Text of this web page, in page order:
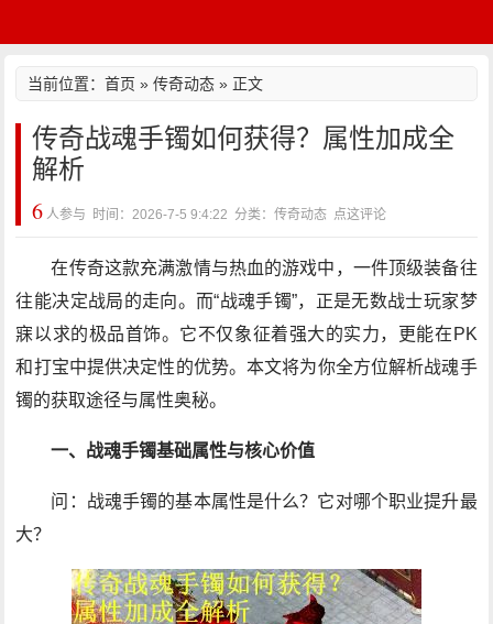
当前位置：首页 »传奇动态 » 正文
传奇战魂手镯如何获得？属性加成全
解析
6 人参与 时间：2026-7-5 9:4:22 分类：传奇动态 点这评论
在传奇这款充满激情与热血的游戏中，一件顶级装备往
往能决定战局的走向。而“战魂手镯”，正是无数战士玩家梦
寐以求的极品首饰。它不仅象征着强大的实力，更能在PK
和打宝中提供决定性的优势。本文将为你全方位解析战魂手
镯的获取途径与属性奥秘。
一、战魂手镯基础属性与核心价值
问：战魂手镯的基本属性是什么？它对哪个职业提升最
大？